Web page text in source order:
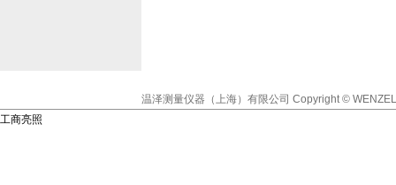
温泽测量仪器（上海）有限公司 Copyright ©
工商亮照